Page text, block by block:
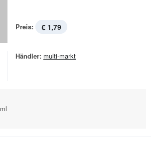
Preis: € 1,79
Händler: multi-markt